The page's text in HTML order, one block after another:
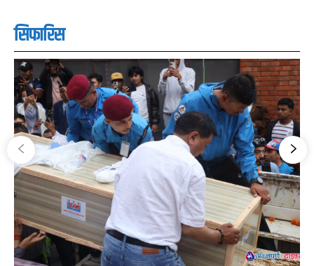
सिफारिस